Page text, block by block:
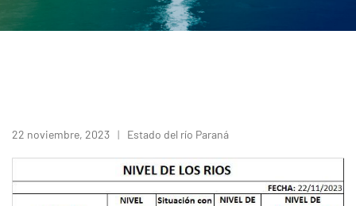
22 noviembre, 2023 Estado del río Paraná